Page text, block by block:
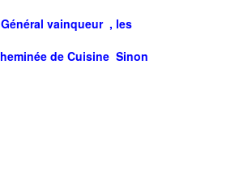
vainqueur , les
de Cuisine Sinon